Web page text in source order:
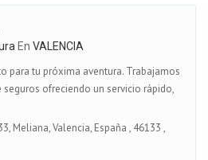
En VALENCIA
para tu próxima aventura. Trabajamos
ofreciendo un servicio rápido,
Meliana, Valencia, España , 46133 ,